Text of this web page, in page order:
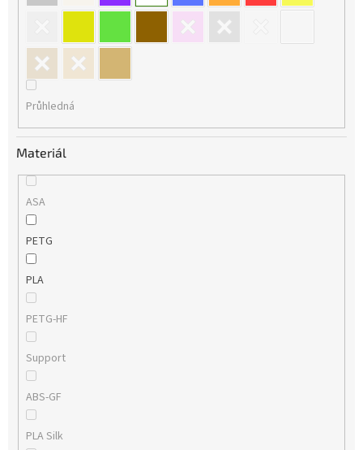
Průhledná
Materiál
ASA
PETG
PLA
PETG-HF
Support
ABS-GF
PLA Silk